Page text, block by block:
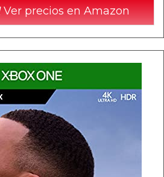
Ver precios en Amazon